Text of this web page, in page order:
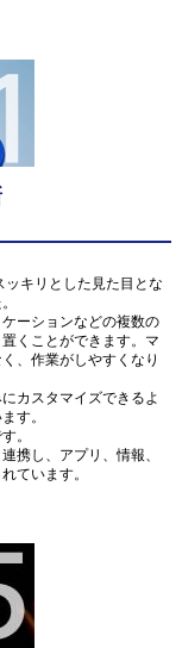
キリとした見た目とな
ーションなどの複数の
くことができます。マ
、作業がしやすくなり
カスタマイズできるよ
す。
。
携し、アプリ、情報、
ています。